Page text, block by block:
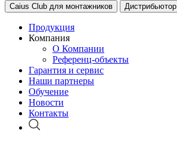
Caius Club для монтажников Дистрибьютор
Продукция
Компания
О Компании
Референц-объекты
Гарантия и сервис
Наши партнеры
Обучение
Новости
Контакты